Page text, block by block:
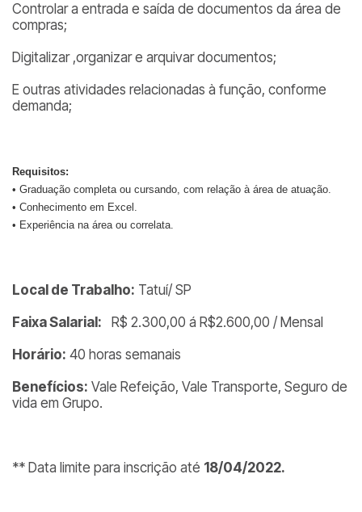
Controlar a entrada e saída de documentos da área de
compras;
Digitalizar ,organizar e arquivar documentos;
E outras atividades relacionadas à função, conforme
demanda;
Requisitos:
• Graduação completa ou cursando, com relação à área de atuação.
• Conhecimento em Excel.
• Experiência na área ou correlata.
Local de Trabalho: Tatuí/ SP
Faixa Salarial: R$ 2.300,00 á R$2.600,00 / Mensal
Horário: 40 horas semanais
Benefícios: Vale Refeição, Vale Transporte, Seguro de
vida em Grupo.
** Data limite para inscrição até 18/04/2022.